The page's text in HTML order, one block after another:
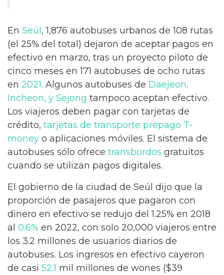
En Seúl , 1,876 autobuses urbanos de 108 rutas
(el 25% del total) dejaron de aceptar pagos en
efectivo en marzo, tras un proyecto piloto de
cinco meses en 171 autobuses de ocho rutas
en 2021. Algunos autobuses de Daejeon,
Incheon, y Sejong tampoco aceptan efectivo.
Los viajeros deben pagar con tarjetas de
crédito, tarjetas de transporte prepago T-
money o aplicaciones móviles. El sistema de
autobuses sólo ofrece transbordos gratuitos
cuando se utilizan pagos digitales.
El gobierno de la ciudad de Seúl dijo que la
proporción de pasajeros que pagaron con
dinero en efectivo se redujo del 1.25% en 2018
al 0.6% en 2022, con solo 20,000 viajeros entre
los 3.2 millones de usuarios diarios de
autobuses. Los ingresos en efectivo cayeron
de casi 52.1 mil millones de wones ($39